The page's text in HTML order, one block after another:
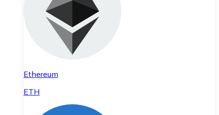
Ethereum
ETH